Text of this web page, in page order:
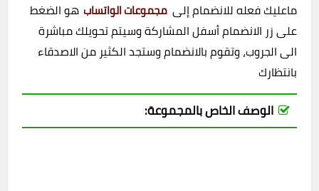
ماعليك فعله للانضمام إلى مجموعات الواتساب هو الضغط
على زر الانضمام أسفل المشاركة وسيتم تحويلك مباشرة
الى الجروب، وتقوم بالانضمام وستجد الكثير من الاصدقاء
بانتظارك
الوصف الخاص بالمجموعة: